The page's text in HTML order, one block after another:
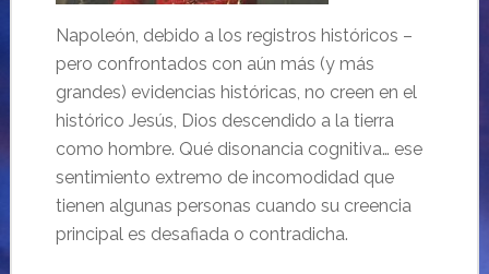
Napoleón, debido a los registros históricos –
pero confrontados con aún más (y más
grandes) evidencias históricas, no creen en el
histórico Jesús, Dios descendido a la tierra
como hombre. Qué disonancia cognitiva… ese
sentimiento extremo de incomodidad que
tienen algunas personas cuando su creencia
principal es desafiada o contradicha.